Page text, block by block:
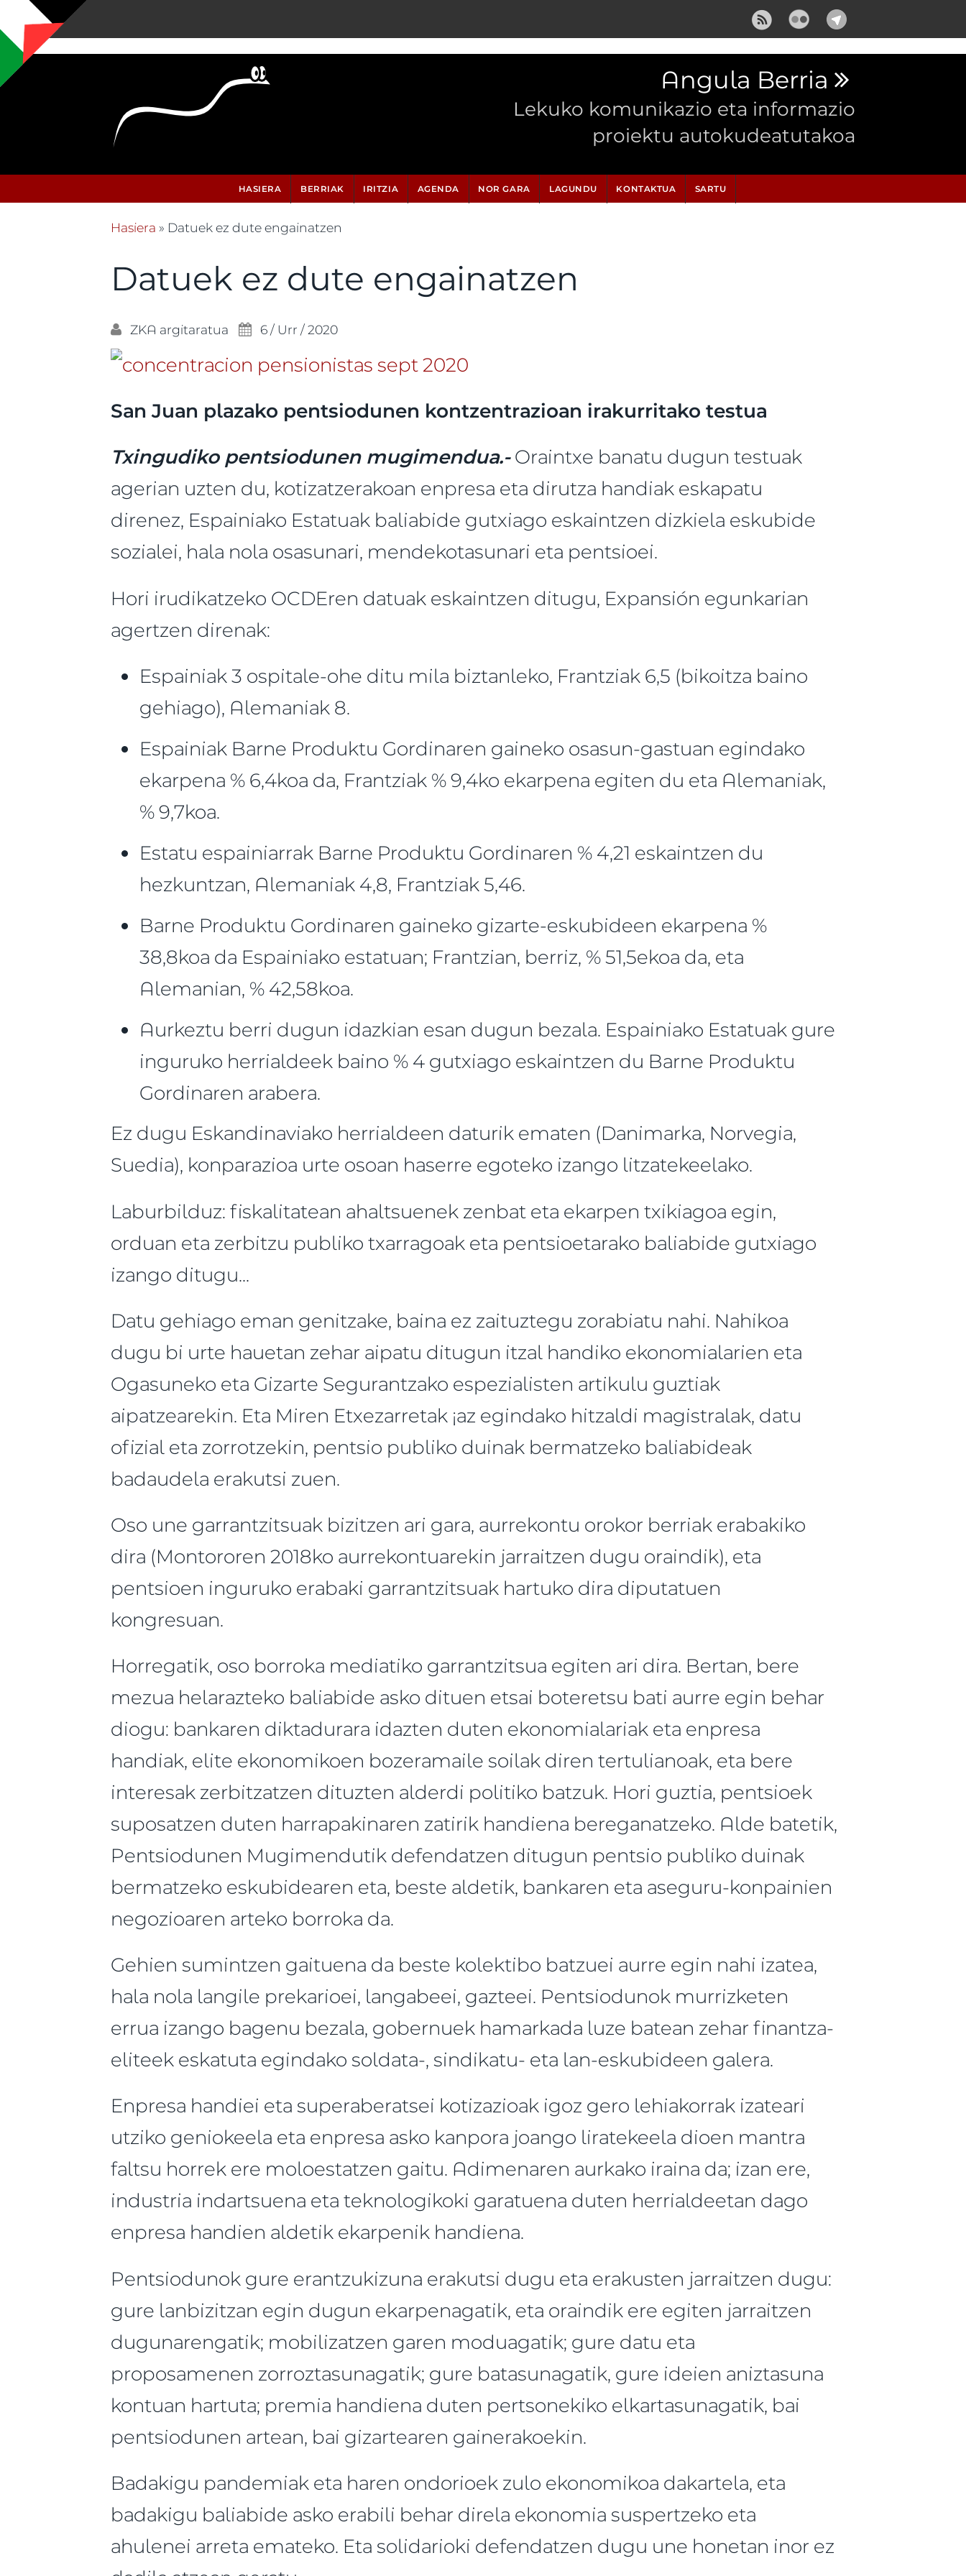
Skip to main content
Angula Berria
Lekuko komunikazio eta informazio
proiektu autokudeatutakoa
HASIERA BERRIAK IRITZIA AGENDA NOR GARA LAGUNDU KONTAKTUA SARTU
Hemen zaude
Hasiera » Datuek ez dute engainatzen
Datuek ez dute engainatzen
ZKA argitaratua 6 / Urr / 2020
San Juan plazako pentsiodunen kontzentrazioan irakurritako testua
Txingudiko pentsiodunen mugimendua.-Oraintxe banatu dugun testuak
agerian uzten du, kotizatzerakoan enpresa eta dirutza handiak eskapatu
direnez, Espainiako Estatuak baliabide gutxiago eskaintzen dizkiela eskubide
sozialei, hala nola osasunari, mendekotasunari eta pentsioei.
Hori irudikatzeko OCDEren datuak eskaintzen ditugu, Expansión egunkarian
agertzen direnak:
Espainiak 3 ospitale-ohe ditu mila biztanleko, Frantziak 6,5 (bikoitza baino
gehiago), Alemaniak 8.
Espainiak Barne Produktu Gordinaren gaineko osasun-gastuan egindako
ekarpena % 6,4koa da, Frantziak % 9,4ko ekarpena egiten du eta Alemaniak,
% 9,7koa.
Estatu espainiarrak Barne Produktu Gordinaren % 4,21 eskaintzen du
hezkuntzan, Alemaniak 4,8, Frantziak 5,46.
Barne Produktu Gordinaren gaineko gizarte-eskubideen ekarpena %
38,8koa da Espainiako estatuan; Frantzian, berriz, % 51,5ekoa da, eta
Alemanian, % 42,58koa.
Aurkeztu berri dugun idazkian esan dugun bezala. Espainiako Estatuak gure
inguruko herrialdeek baino % 4 gutxiago eskaintzen du Barne Produktu
Gordinaren arabera.
Ez dugu Eskandinaviako herrialdeen daturik ematen (Danimarka, Norvegia,
Suedia), konparazioa urte osoan haserre egoteko izango litzatekeelako.
Laburbilduz: fiskalitatean ahaltsuenek zenbat eta ekarpen txikiagoa egin,
orduan eta zerbitzu publiko txarragoak eta pentsioetarako baliabide gutxiago
izango ditugu...
Datu gehiago eman genitzake, baina ez zaituztegu zorabiatu nahi. Nahikoa
dugu bi urte hauetan zehar aipatu ditugun itzal handiko ekonomialarien eta
Ogasuneko eta Gizarte Segurantzako espezialisten artikulu guztiak
aipatzearekin. Eta Miren Etxezarretak ¡az egindako hitzaldi magistralak, datu
ofizial eta zorrotzekin, pentsio publiko duinak bermatzeko baliabideak
badaudela erakutsi zuen.
Oso une garrantzitsuak bizitzen ari gara, aurrekontu orokor berriak erabakiko
dira (Montororen 2018ko aurrekontuarekin jarraitzen dugu oraindik), eta
pentsioen inguruko erabaki garrantzitsuak hartuko dira diputatuen
kongresuan.
Horregatik, oso borroka mediatiko garrantzitsua egiten ari dira. Bertan, bere
mezua helarazteko baliabide asko dituen etsai boteretsu bati aurre egin behar
diogu: bankaren diktadurara idazten duten ekonomialariak eta enpresa
handiak, elite ekonomikoen bozeramaile soilak diren tertulianoak, eta bere
interesak zerbitzatzen dituzten alderdi politiko batzuk. Hori guztia, pentsioek
suposatzen duten harrapakinaren zatirik handiena bereganatzeko. Alde batetik,
Pentsiodunen Mugimendutik defendatzen ditugun pentsio publiko duinak
bermatzeko eskubidearen eta, beste aldetik, bankaren eta aseguru-konpainien
negozioaren arteko borroka da.
Gehien sumintzen gaituena da beste kolektibo batzuei aurre egin nahi izatea,
hala nola langile prekarioei, langabeei, gazteei. Pentsiodunok murrizketen
errua izango bagenu bezala, gobernuek hamarkada luze batean zehar finantza-
eliteek eskatuta egindako soldata-, sindikatu- eta lan-eskubideen galera.
Enpresa handiei eta superaberatsei kotizazioak igoz gero lehiakorrak izateari
utziko geniokeela eta enpresa asko kanpora joango liratekeela dioen mantra
faltsu horrek ere moloestatzen gaitu. Adimenaren aurkako iraina da; izan ere,
industria indartsuena eta teknologikoki garatuena duten herrialdeetan dago
enpresa handien aldetik ekarpenik handiena.
Pentsiodunok gure erantzukizuna erakutsi dugu eta erakusten jarraitzen dugu:
gure lanbizitzan egin dugun ekarpenagatik, eta oraindik ere egiten jarraitzen
dugunarengatik; mobilizatzen garen moduagatik; gure datu eta
proposamenen zorroztasunagatik; gure batasunagatik, gure ideien aniztasuna
kontuan hartuta; premia handiena duten pertsonekiko elkartasunagatik, bai
pentsiodunen artean, bai gizartearen gainerakoekin.
Badakigu pandemiak eta haren ondorioek zulo ekonomikoa dakartela, eta
badakigu baliabide asko erabili behar direla ekonomia suspertzeko eta
ahulenei arreta emateko. Eta solidarioki defendatzen dugu une honetan inor ez